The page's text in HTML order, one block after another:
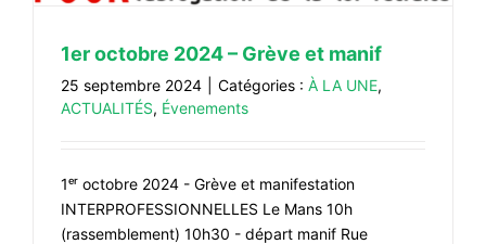
1er octobre 2024 – Grève et manif
25 septembre 2024 Catégories : À LA UNE,
ACTUALITÉS, Évenements
1ᵉʳ octobre 2024 - Grève et manifestation
INTERPROFESSIONNELLES Le Mans 10h
(rassemblement) 10h30 - départ manif Rue